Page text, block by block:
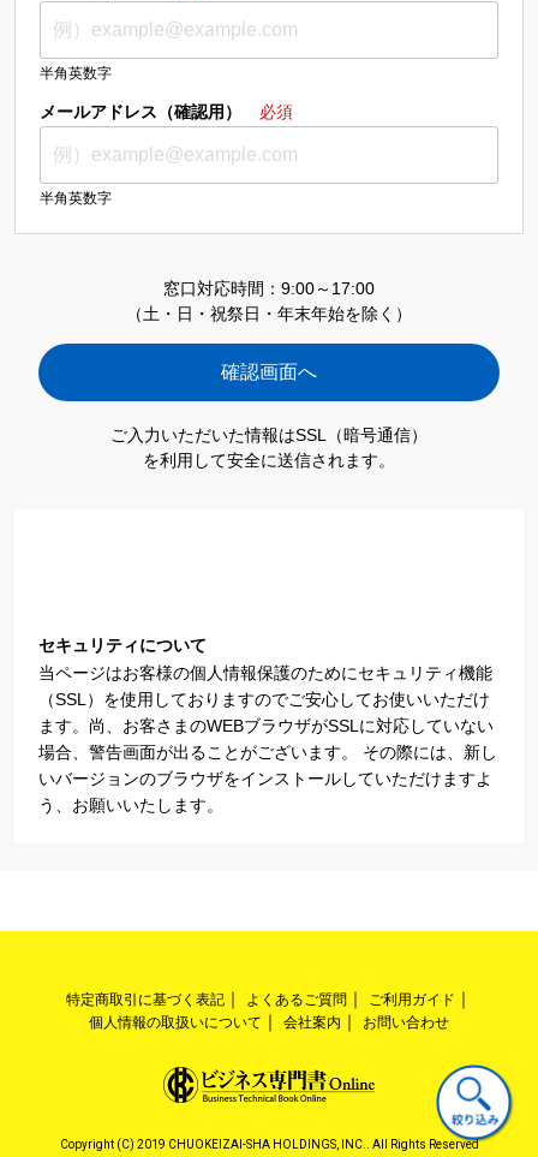
半角英数字
メールアドレス（確認用） 必須
半角英数字
窓口対応時間：9:00～17:00
（土・日・祝祭日・年末年始を除く）
ご入力いただいた情報はSSL（暗号通信）
を利用して安全に送信されます。
セキュリティについて
当ページはお客様の個人情報保護のためにセキュリティ機能
（SSL）を使用しておりますのでご安心してお使いいただけ
ます。尚、お客さまのWEBブラウザがSSLに対応していない
場合、警告画面が出ることがございます。 その際には、新し
いバージョンのブラウザをインストールしていただけますよ
う、お願いいたします。
特定商取引に基づく表記 よくあるご質問
ご利用ガイド
個人情報の取扱いについて
会社案内 お問い合わせ
Copyright (C) 2019 CHUOKEIZAI-SHA HOLDINGS, INC.. All Rights Reserved